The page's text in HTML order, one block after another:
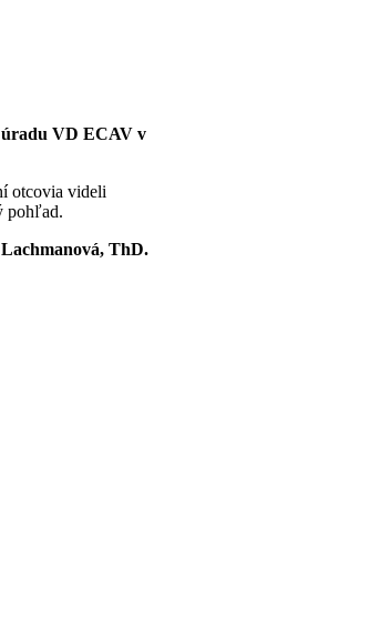
úradu VD ECAV v
otcovia videli
pohľad.
ThD.